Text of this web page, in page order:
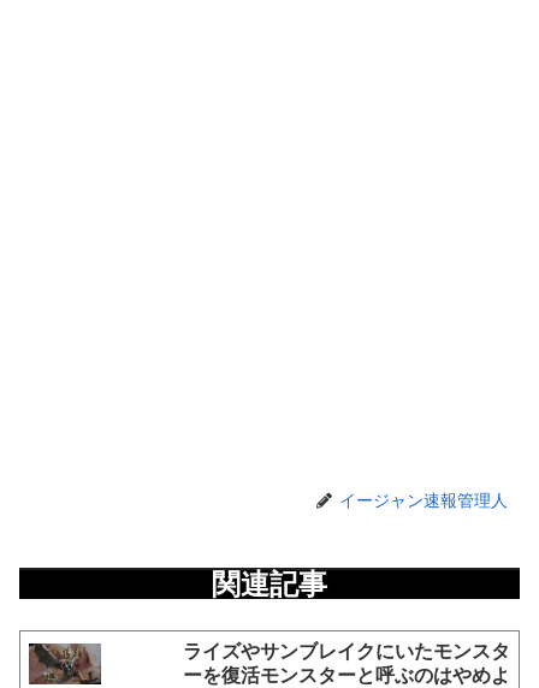
イージャン速報管理人
関連記事
ライズやサンブレイクにいたモンスタ
ーを復活モンスターと呼ぶのはやめよ